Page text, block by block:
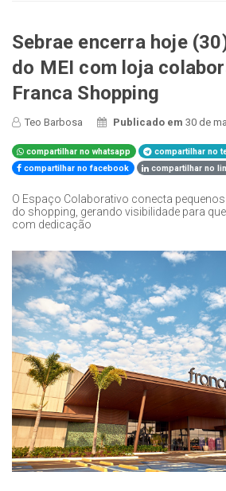
Sebrae encerra hoje
do MEI com loja
Franca Shopping
Teo Barbosa Publicado em30 de
compartilhar no whatsapp
compartilhar no
compartilhar no facebook
compartilhar no
O Espaço Colaborativo conecta
do shopping, gerando visibilidade para
com dedicação